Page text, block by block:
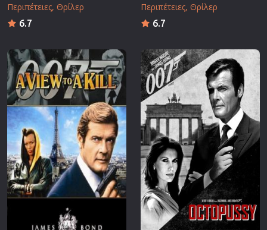
Περιπέτειες Θρίλερ
6.7
Περιπέτειες Θρίλερ
6.7